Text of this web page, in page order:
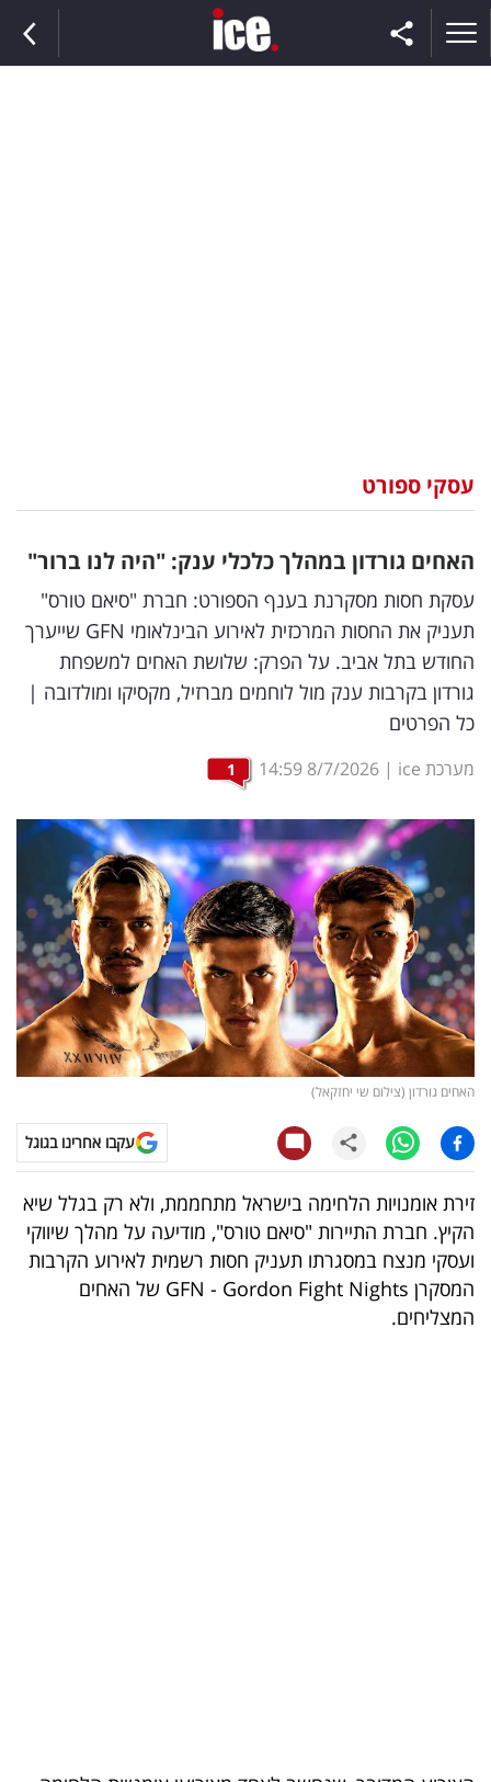
וצרכנות
וטק
שיווק
ופרסום
ומחקרים
דעות
רכילות
עסקית
קריפטו
ויראלי
טלוויזיה
ספורט
קריירה
ולימודים
עסקי ספורט
האחים גורדון במהלך כלכלי ענק: "היה לנו ברור"
עסקת חסות מסקרנת בענף הספורט: חברת "סיאם טורס"
תעניק את החסות המרכזית לאירוע הבינלאומי GFN שייערך
החודש בתל אביב. על הפרק: שלושת האחים למשפחת
גורדון בקרבות ענק מול לוחמים מברזיל, מקסיקו ומולדובה |
כל הפרטים
מערכת ice |
8/7/2026
14:59
1
האחים גורדון (צילום שי יחזקאל)
עקבו אחרינו בגוגל
זירת אומנויות הלחימה בישראל מתחממת, ולא רק בגלל שיא
הקיץ. חברת התיירות "סיאם טורס", מודיעה על מהלך שיווקי
ועסקי מנצח במסגרתו תעניק חסות רשמית לאירוע הקרבות
המסקרן GFN - Gordon Fight Nights של האחים
המצליחים.